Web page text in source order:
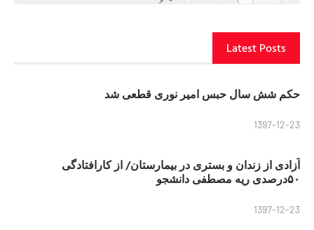
Latest Posts
حکم شش سال حبس امیر نوری قطعی شد
1397-12-23
آزادی از زندان و بستری در بیمارستان/ از کارافتادگی
۵۰درصدی ریه مصطفی دانشجو
1397-12-23